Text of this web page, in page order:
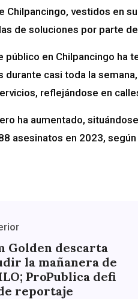
Chilpancingo, vestidos en
de soluciones por parte
público en Chilpancingo ha
durante casi toda la
reflejándose en
ha aumentado,
asesinatos en 2023,
Golden descarta
la mañanera de
ProPublica defi
reportaje